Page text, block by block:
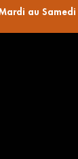
au Samedi